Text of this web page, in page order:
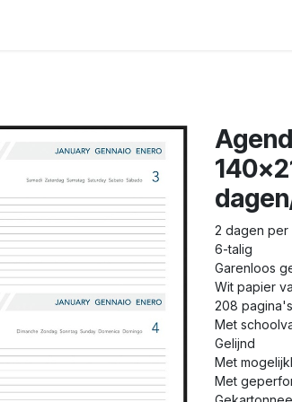
2 dagen per
6-talig
Garenloos
Wit papier
208 pagina's
Met
Gelijnd
Met
Met